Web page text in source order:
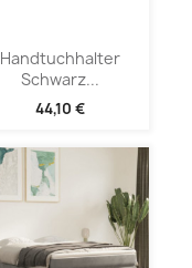
Handtuchhalter
Schwarz...
44,10 €